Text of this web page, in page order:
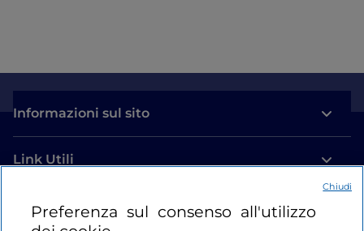
Informazioni sul sito
Link Utili
Login
Preferenza sul consenso all'utilizzo
Chiudi